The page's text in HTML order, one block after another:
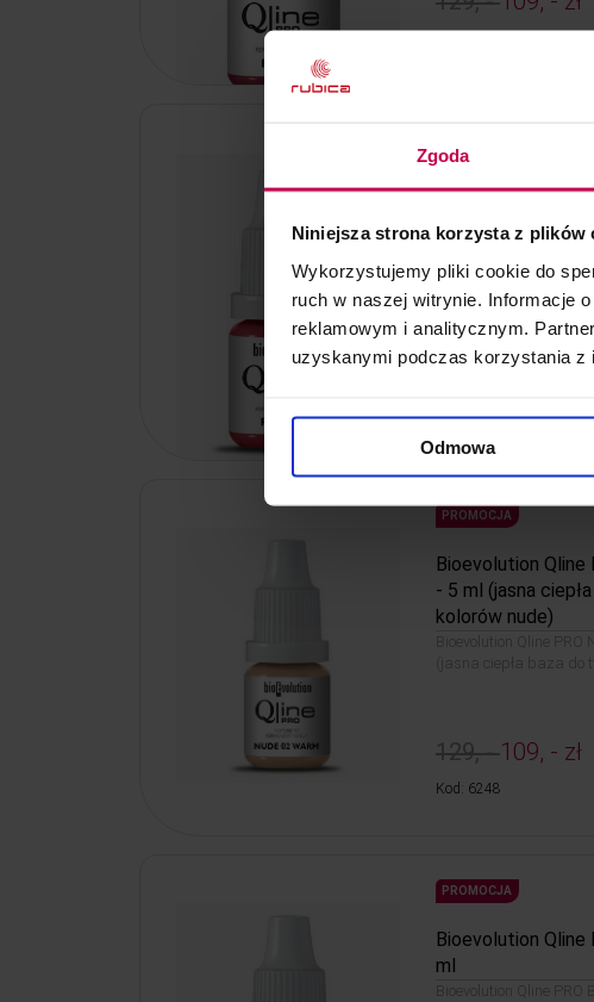
Zgoda
Niniejsza strona korzysta z plików
Wykorzystujemy pliki cookie do
ruch w naszej witrynie. Informacje
reklamowym i analitycznym.
uzyskanymi podczas korzystania z
Odmowa
Bioevolution Qline
ciepła brzoskwiniowa
109, - zł
Kod: 6239
PROMOCJA
Bioevolution Qline
- 5 ml (jasna
kolorów nude)
Bioevolution Qline PRO
(jasna ciepła baza do
129, -109, - zł
Kod: 6248
PROMOCJA
Bioevolution Qline
ml
Bioevolution Qline PRO